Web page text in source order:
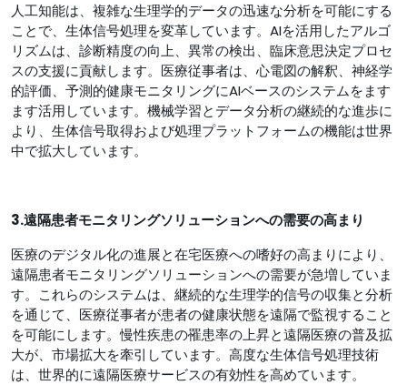
人工知能は、複雑な生理学的データの迅速な分析を可能にする
ことで、生体信号処理を変革しています。AIを活用したアルゴ
リズムは、診断精度の向上、異常の検出、臨床意思決定プロセ
スの支援に貢献します。医療従事者は、心電図の解釈、神経学
的評価、予測的健康モニタリングにAIベースのシステムをます
ます活用しています。機械学習とデータ分析の継続的な進歩に
より、生体信号取得および処理プラットフォームの機能は世界
中で拡大しています。
3.遠隔患者モニタリングソリューションへの需要の高まり
医療のデジタル化の進展と在宅医療への嗜好の高まりにより、
遠隔患者モニタリングソリューションへの需要が急増していま
す。これらのシステムは、継続的な生理学的信号の収集と分析
を通じて、医療従事者が患者の健康状態を遠隔で監視すること
を可能にします。慢性疾患の罹患率の上昇と遠隔医療の普及拡
大が、市場拡大を牽引しています。高度な生体信号処理技術
は、世界的に遠隔医療サービスの有効性を高めています。